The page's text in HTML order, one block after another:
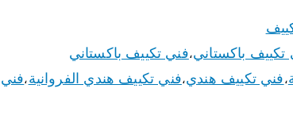
تكييف باكستاني،فني تكييف باكستاني
،فني تكييف هندي،فني تكييف هندي الفروانية،فني